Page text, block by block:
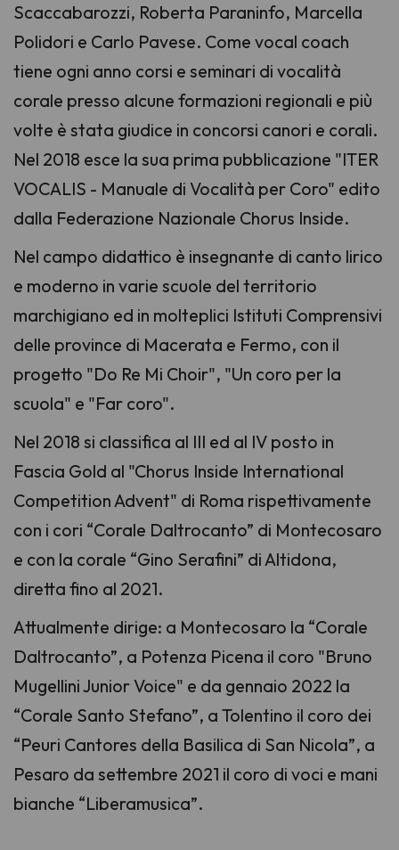
Scaccabarozzi, Roberta Paraninfo, Marcella
Polidori e Carlo Pavese. Come vocal coach
tiene ogni anno corsi e seminari di vocalità
corale presso alcune formazioni regionali e più
volte è stata giudice in concorsi canori e corali.
Nel 2018 esce la sua prima pubblicazione "ITER
VOCALIS - Manuale di Vocalità per Coro" edito
dalla Federazione Nazionale Chorus Inside.
Nel campo didattico è insegnante di canto lirico
e moderno in varie scuole del territorio
marchigiano ed in molteplici Istituti Comprensivi
delle province di Macerata e Fermo, con il
progetto "Do Re Mi Choir", "Un coro per la
scuola" e "Far coro".
Nel 2018 si classifica al III ed al IV posto in
Fascia Gold al "Chorus Inside International
Competition Advent" di Roma rispettivamente
con i cori “Corale Daltrocanto” di Montecosaro
e con la corale “Gino Serafini” di Altidona,
diretta fino al 2021.
Attualmente dirige: a Montecosaro la “Corale
Daltrocanto”, a Potenza Picena il coro "Bruno
Mugellini Junior Voice" e da gennaio 2022 la
“Corale Santo Stefano”, a Tolentino il coro dei
“Peuri Cantores della Basilica di San Nicola”, a
Pesaro da settembre 2021 il coro di voci e mani
bianche “Liberamusica”.